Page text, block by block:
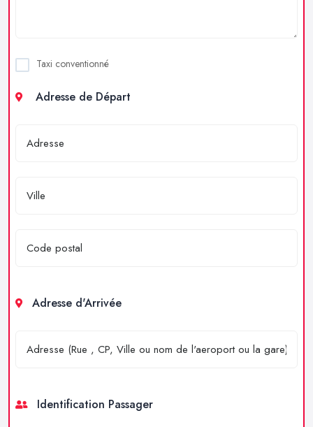
Taxi conventionné
Adresse de Départ
Adresse d'Arrivée
Identification Passager